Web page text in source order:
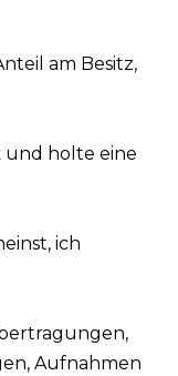
am Besitz,
und holte eine
ich
Aufnahmen